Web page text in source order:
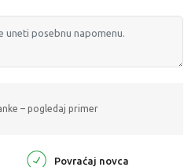
– pogledaj primer
Povraćaj novca